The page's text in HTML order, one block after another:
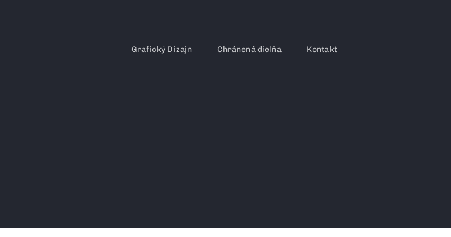
Grafický Dizajn Chránená dielňa Kontakt